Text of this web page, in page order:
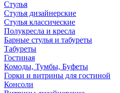
Стулья
Стулья дизайнерские
Стулья классические
Полукресла и кресла
Барные стулья и табуреты
Табуреты
Гостиная
Комоды, Тумбы, Буфеты
Горки и витрины для гостиной
Консоли